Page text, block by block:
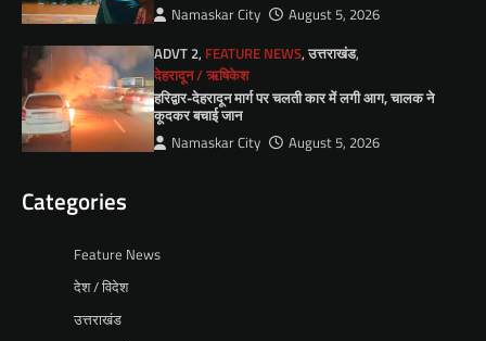
Namaskar City
August 5, 2026
ADVT 2, FEATURE NEWS,उत्तराखंड,
देहरादून / ऋषिकेश
हरिद्वार-देहरादून मार्ग पर चलती कार में लगी आग, चालक ने
कूदकर बचाई जान
Namaskar City August 5, 2026
Categories
Feature News
देश / विदेश
उत्तराखंड